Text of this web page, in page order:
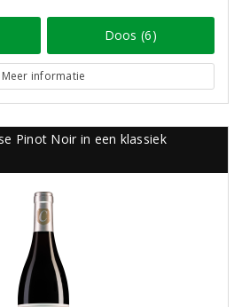
Doos (6)
Meer informatie
Pinot Noir in een klassiek